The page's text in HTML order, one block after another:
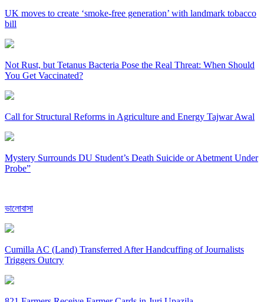
UK moves to create ‘smoke-free generation’ with landmark tobacco
bill
Not Rust, but Tetanus Bacteria Pose the Real Threat: When Should
You Get Vaccinated?
Call for Structural Reforms in Agriculture and Energy Tajwar Awal
Mystery Surrounds DU Student’s Death Suicide or Abetment Under
Probe”
ভালোবাসা
Cumilla AC (Land) Transferred After Handcuffing of Journalists
Triggers Outcry